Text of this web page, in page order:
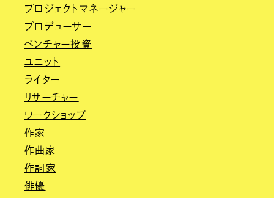
プロジェクトマネージャー
プロデューサー
ベンチャー投資
ユニット
ライター
リサーチャー
ワークショップ
作家
作曲家
作詞家
俳優